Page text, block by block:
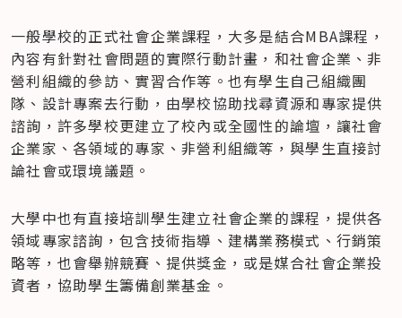
一般學校的正式社會企業課程，大多是結合MBA課程，
內容有針對社會問題的實際行動計畫，和社會企業、非
營利組織的參訪、實習合作等。也有學生自己組織團
隊、設計專案去行動，由學校協助找尋資源和專家提供
諮詢，許多學校更建立了校內或全國性的論壇，讓社會
企業家、各領域的專家、非營利組織等，與學生直接討
論社會或環境議題。
大學中也有直接培訓學生建立社會企業的課程，提供各
領域專家諮詢，包含技術指導、建構業務模式、行銷策
略等，也會舉辦競賽、提供獎金，或是媒合社會企業投
資者，協助學生籌備創業基金。